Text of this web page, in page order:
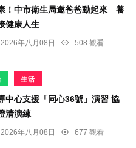
！中市衛生局邀爸爸動起來 養
健康人生
2026年八月08日
508 觀看
生活
中心支援「同心36號」演習 協
清演練
2026年八月08日
677 觀看